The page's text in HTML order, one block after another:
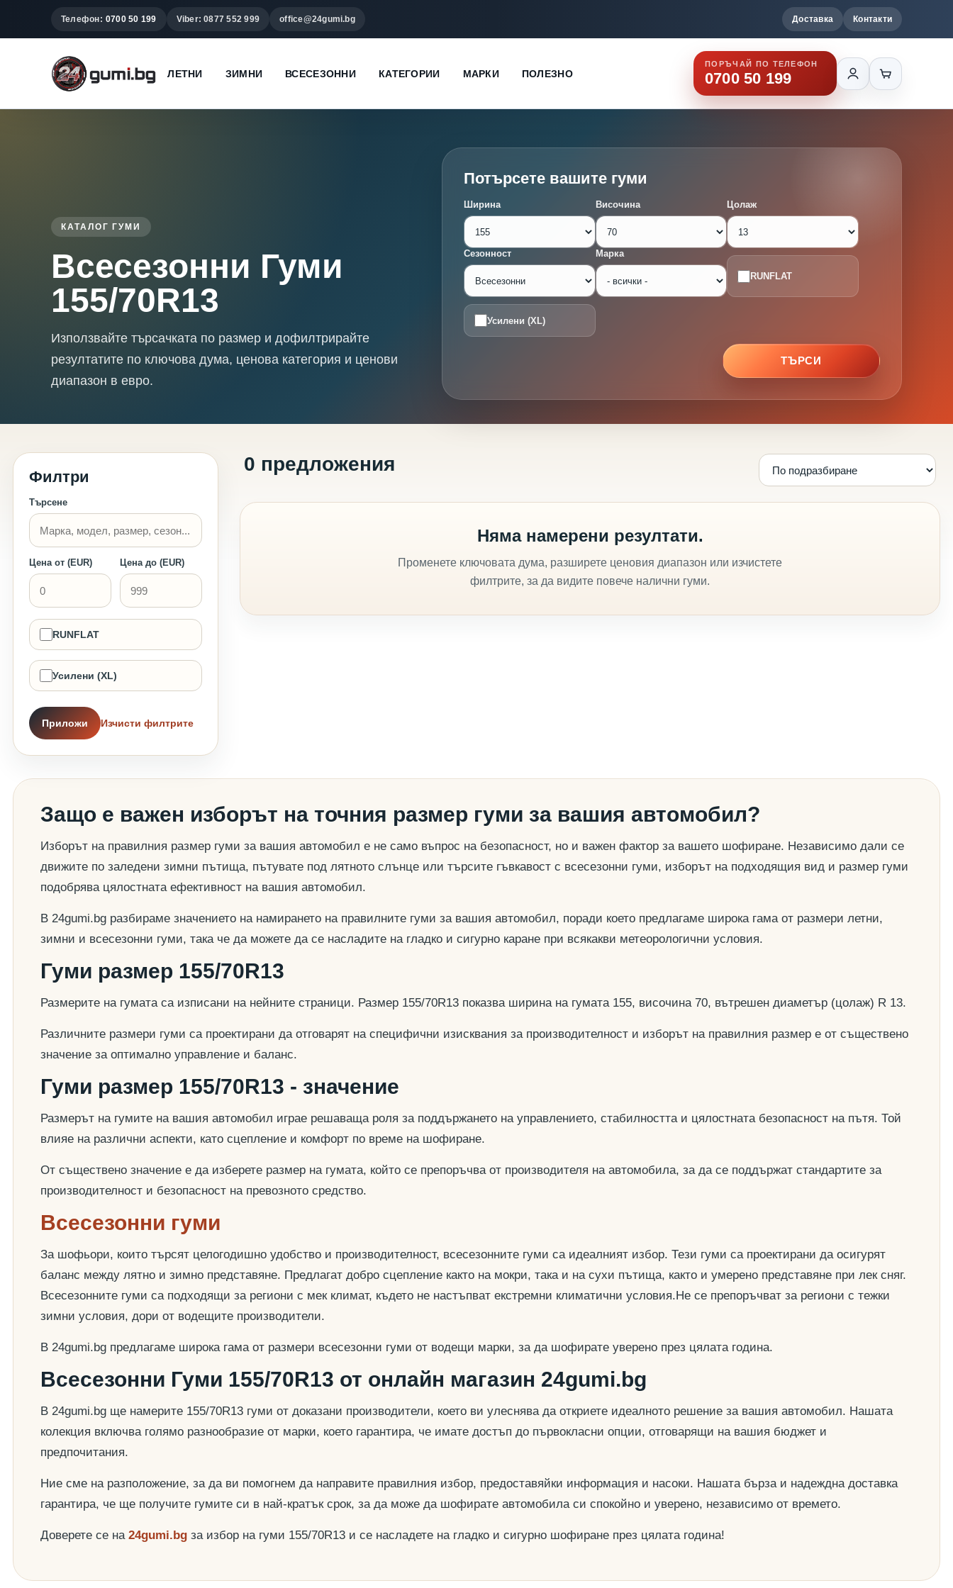
Телефон: 0700 50 199 Viber: 0877 552 999 office@24gumi.bg Доставка Контакти
ЛЕТНИ ЗИМНИ ВСЕСЕЗОННИ КАТЕГОРИИ МАРКИ ПОЛЕЗНО
ПОРЪЧАЙ ПО ТЕЛЕФОН
0700 50 199
КАТАЛОГ ГУМИ
Всесезонни Гуми
155/70R13
Използвайте търсачката по размер и дофилтрирайте
резултатите по ключова дума, ценова категория и ценови
диапазон в евро.
Потърсете вашите гуми
Ширина Височина Цолаж
Сезонност Марка
RUNFLAT
Усилени (XL)
ТЪРСИ
Филтри
Търсене
Цена от (EUR) Цена до (EUR)
RUNFLAT
Усилени (XL)
Приложи Изчисти филтрите
0 предложения
Няма намерени резултати.
Променете ключовата дума, разширете ценовия диапазон или изчистете
филтрите, за да видите повече налични гуми.
Защо е важен изборът на точния размер гуми за вашия автомобил?
Изборът на правилния размер гуми за вашия автомобил е не само въпрос на безопасност, но и важен фактор за вашето шофиране. Независимо дали се
движите по заледени зимни пътища, пътувате под лятното слънце или търсите гъвкавост с всесезонни гуми, изборът на подходящия вид и размер гуми
подобрява цялостната ефективност на вашия автомобил.
В 24gumi.bg разбираме значението на намирането на правилните гуми за вашия автомобил, поради което предлагаме широка гама от размери летни,
зимни и всесезонни гуми, така че да можете да се насладите на гладко и сигурно каране при всякакви метеорологични условия.
Гуми размер 155/70R13
Размерите на гумата са изписани на нейните страници. Размер 155/70R13 показва ширина на гумата 155, височина 70, вътрешен диаметър (цолаж) R 13.
Различните размери гуми са проектирани да отговарят на специфични изисквания за производителност и изборът на правилния размер е от съществено
значение за оптимално управление и баланс.
Гуми размер 155/70R13 - значение
Размерът на гумите на вашия автомобил играе решаваща роля за поддържането на управлението, стабилността и цялостната безопасност на пътя. Той
влияе на различни аспекти, като сцепление и комфорт по време на шофиране.
От съществено значение е да изберете размер на гумата, който се препоръчва от производителя на автомобила, за да се поддържат стандартите за
производителност и безопасност на превозното средство.
Всесезонни гуми
За шофьори, които търсят целогодишно удобство и производителност, всесезонните гуми са идеалният избор. Тези гуми са проектирани да осигурят
баланс между лятно и зимно представяне. Предлагат добро сцепление както на мокри, така и на сухи пътища, както и умерено представяне при лек сняг.
Всесезонните гуми са подходящи за региони с мек климат, където не настъпват екстремни климатични условия.Не се препоръчват за региони с тежки
зимни условия, дори от водещите производители.
В 24gumi.bg предлагаме широка гама от размери всесезонни гуми от водещи марки, за да шофирате уверено през цялата година.
Всесезонни Гуми 155/70R13 от онлайн магазин 24gumi.bg
В 24gumi.bg ще намерите 155/70R13 гуми от доказани производители, което ви улеснява да откриете идеалното решение за вашия автомобил. Нашата
колекция включва голямо разнообразие от марки, което гарантира, че имате достъп до първокласни опции, отговарящи на вашия бюджет и
предпочитания.
Ние сме на разположение, за да ви помогнем да направите правилния избор, предоставяйки информация и насоки. Нашата бърза и надеждна доставка
гарантира, че ще получите гумите си в най-кратък срок, за да може да шофирате автомобила си спокойно и уверено, независимо от времето.
Доверете се на 24gumi.bg за избор на гуми 155/70R13 и се насладете на гладко и сигурно шофиране през цялата година!